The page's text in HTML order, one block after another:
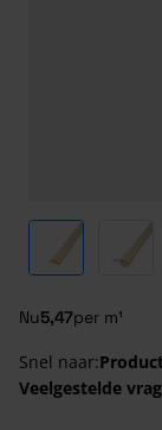
View larger
Nu5,47per m¹
Snel naar:
Veelgestelde